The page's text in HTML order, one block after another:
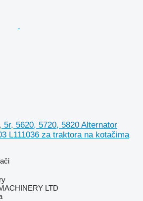
5r, 5620, 5720, 5820 Alternator
L111036 za traktora na kotačima
LTD